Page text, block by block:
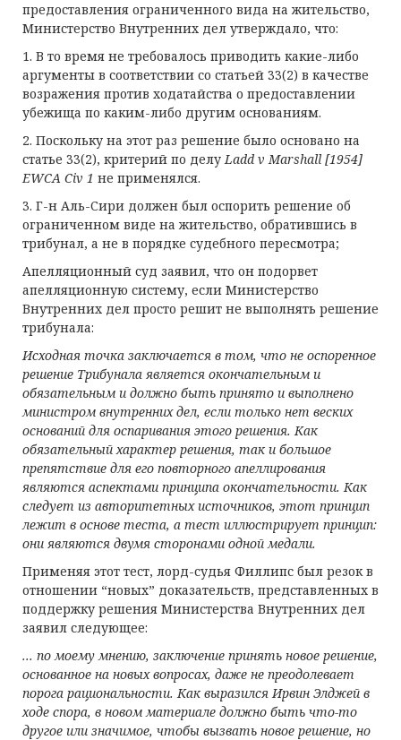
предоставления ограниченного вида на жительство,
Министерство Внутренних дел утверждало, что:
1. В то время не требовалось приводить какие-либо
аргументы в соответствии со статьей 33(2) в качестве
возражения против ходатайства о предоставлении
убежища по каким-либо другим основаниям.
2. Поскольку на этот раз решение было основано на
статье 33(2), критерий по делуLadd v Marshall [1954]
EWCA Civ 1 не применялся.
3. Г-н Аль-Сири должен был оспорить решение об
ограниченном виде на жительство, обратившись в
трибунал, а не в порядке судебного пересмотра;
Апелляционный суд заявил, что он подорвет
апелляционную систему, если Министерство
Внутренних дел просто решит не выполнять решение
трибунала:
Исходная точка заключается в том, что не оспоренное
решение Трибунала является окончательным и
обязательным и должно быть принято и выполнено
министром внутренних дел, если только нет веских
оснований для оспаривания этого решения. Как
обязательный характер решения, так и большое
препятствие для его повторного апеллирования
являются аспектами принципа окончательности. Как
следует из авторитетных источников, этот принцип
лежит в основе теста, а тест иллюстрирует принцип:
они являются двумя сторонами одной медали.
Применяя этот тест, лорд-судья Филлипс был резок в
отношении “новых” доказательств, представленных в
поддержку решения Министерства Внутренних дел
заявил следующее:
... по моему мнению, заключение принять новое решение,
основанное на новых вопросах, даже не преодолевает
порога рациональности. Как выразился Ирвин Элджей в
ходе спора, в новом материале должно быть что-то
другое или значимое, чтобы вызвать новое решение, но